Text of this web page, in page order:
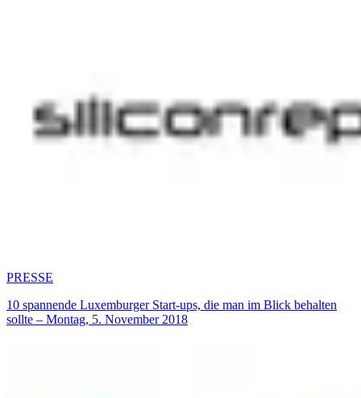
PRESSE
10 spannende Luxemburger Start-ups, die man im Blick behalten
sollte – Montag, 5. November 2018